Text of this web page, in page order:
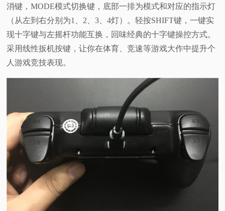
消键，MODE模式切换键，底部一排为模式和对应的指示灯
（从左到右分别为1、2、3、4灯）。轻按SHIFT键，一键实
现十字键与左摇杆功能互换，回味经典的十字键操控方式。
采用线性扳机按键，让你在体育、竞速等游戏大作中提升个
人游戏竞技表现。